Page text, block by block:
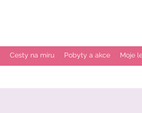
Cesty na míru Pobyty a akce Moje